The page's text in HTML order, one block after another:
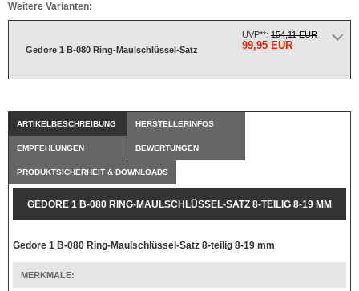
Weitere Varianten:
Gedore 1 B-080 Ring-Maulschlüssel-Satz
UVP**: 154,11 EUR
99,95 EUR
ARTIKELBESCHREIBUNG HERSTELLERINFOS
EMPFEHLUNGEN BEWERTUNGEN
PRODUKTSICHERHEIT & DOWNLOADS
GEDORE 1 B-080 RING-MAULSCHLÜSSEL-SATZ 8-TEILIG 8-19 MM
Gedore 1 B-080 Ring-Maulschlüssel-Satz 8-teilig 8-19 mm
MERKMALE: